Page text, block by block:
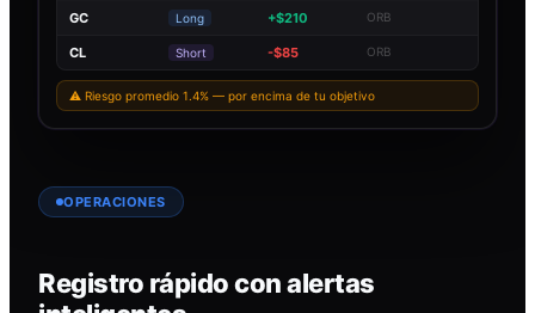
GC Long +$210 ORB
CL Short -$85 ORB
⚠ Riesgo promedio 1.4% — por encima de tu objetivo
OPERACIONES
Registro rápido con alertas